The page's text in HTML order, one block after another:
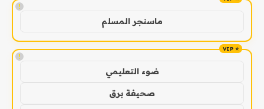
!
ماسنجر المسلم
!
ضوء التعليمي
صحيفة برق